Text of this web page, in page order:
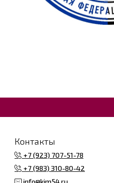
Контакты
+7 (923) 707-51-78
+7 (983) 310-80-42
info@kim54.ru